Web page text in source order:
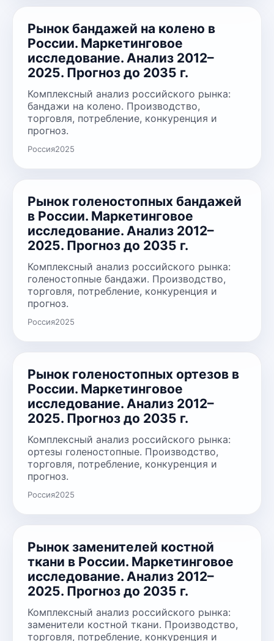
Рынок бандажей на колено в
России. Маркетинговое
исследование. Анализ 2012–
2025. Прогноз до 2035 г.
Комплексный анализ российского рынка:
бандажи на колено. Производство,
торговля, потребление, конкуренция и
прогноз.
Россия2025
Рынок голеностопных бандажей
в России. Маркетинговое
исследование. Анализ 2012–
2025. Прогноз до 2035 г.
Комплексный анализ российского рынка:
голеностопные бандажи. Производство,
торговля, потребление, конкуренция и
прогноз.
Россия2025
Рынок голеностопных ортезов в
России. Маркетинговое
исследование. Анализ 2012–
2025. Прогноз до 2035 г.
Комплексный анализ российского рынка:
ортезы голеностопные. Производство,
торговля, потребление, конкуренция и
прогноз.
Россия2025
Рынок заменителей костной
ткани в России. Маркетинговое
исследование. Анализ 2012–
2025. Прогноз до 2035 г.
Комплексный анализ российского рынка:
заменители костной ткани. Производство,
торговля, потребление, конкуренция и